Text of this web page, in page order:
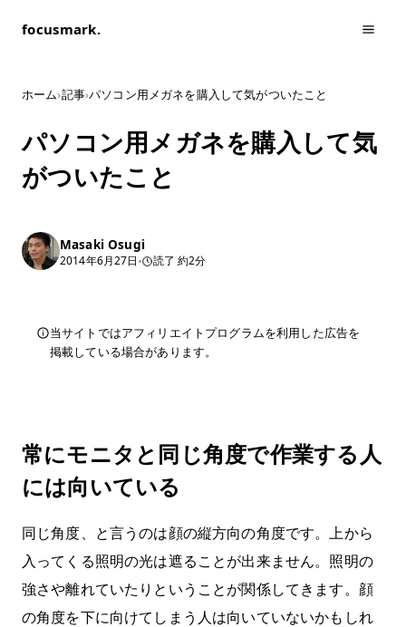
focusmark.
ホーム›記事›パソコン用メガネを購入して気がついたこと
パソコン用メガネを購入して気
がついたこと
Masaki Osugi
2014年6月27日 読了 約2分
当サイトではアフィリエイトプログラムを利用した広告を
掲載している場合があります。
常にモニタと同じ角度で作業する人
には向いている
同じ角度、と言うのは顔の縦方向の角度です。上から
入ってくる照明の光は遮ることが出来ません。照明の
強さや離れていたりということが関係してきます。顔
の角度を下に向けてしまう人は向いていないかもしれ